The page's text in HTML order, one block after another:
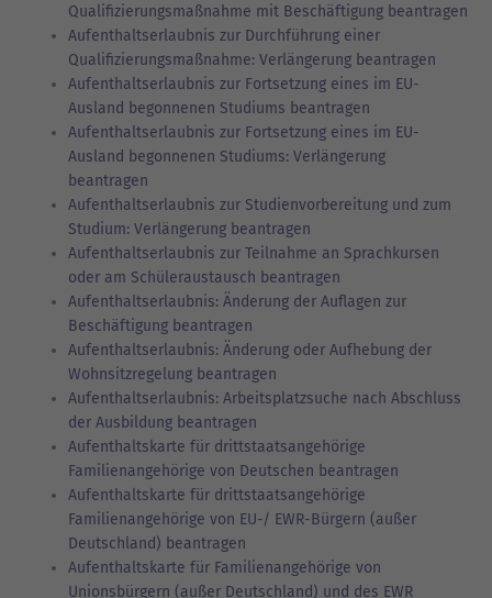
Qualifizierungsmaßnahme mit Beschäftigung beantragen
Aufenthaltserlaubnis zur Durchführung einer
Qualifizierungsmaßnahme: Verlängerung beantragen
Aufenthaltserlaubnis zur Fortsetzung eines im EU-
Ausland begonnenen Studiums beantragen
Aufenthaltserlaubnis zur Fortsetzung eines im EU-
Ausland begonnenen Studiums: Verlängerung
beantragen
Aufenthaltserlaubnis zur Studienvorbereitung und zum
Studium: Verlängerung beantragen
Aufenthaltserlaubnis zur Teilnahme an Sprachkursen
oder am Schüleraustausch beantragen
Aufenthaltserlaubnis: Änderung der Auflagen zur
Beschäftigung beantragen
Aufenthaltserlaubnis: Änderung oder Aufhebung der
Wohnsitzregelung beantragen
Aufenthaltserlaubnis: Arbeitsplatzsuche nach Abschluss
der Ausbildung beantragen
Aufenthaltskarte für drittstaatsangehörige
Familienangehörige von Deutschen beantragen
Aufenthaltskarte für drittstaatsangehörige
Familienangehörige von EU-/ EWR-Bürgern (außer
Deutschland) beantragen
Aufenthaltskarte für Familienangehörige von
Unionsbürgern (außer Deutschland) und des EWR